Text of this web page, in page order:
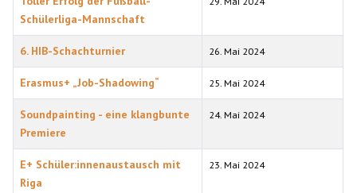
Schülerliga-Mannschaft
6. HIB-Schachturnier 26. Mai 2024
Erasmus+ „Job-Shadowing“ 25. Mai 2024
Soundpainting - eine klangbunte
Premiere
24. Mai 2024
E+ Schüler:innenaustausch mit
Riga
23. Mai 2024